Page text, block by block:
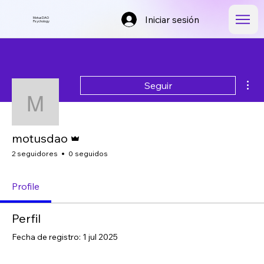
MotusDAO
Psychology
Iniciar sesión
motusdao
Seguir
motusdao
2 seguidores 0 seguidos
Profile
Perfil
Fecha de registro: 1 jul 2025